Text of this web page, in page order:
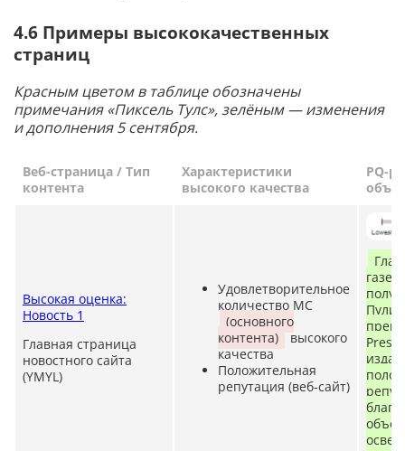
4.6 Примеры высококачественных
страниц
Красным цветом в таблице обозначены
примечания «Пиксель Тулс», зелёным — изменения
и дополнения 5 сентября.
Веб-страница / Тип
контента
Характеристики
высокого качества
PQ-
Высокая оценка:
Новость 1
Главная страница
новостного сайта
(YMYL)
Удовлетворительное
количество MC
(основного
контента)
высокого
качества
Положительная
репутация (веб-сайт)
Press